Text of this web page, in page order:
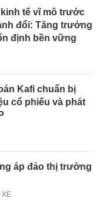
tế vĩ mô trước
đổi: Tăng trưởng
định bền vững
Kafi chuẩn bị
cổ phiếu và phát
áp đảo thị trường
XE